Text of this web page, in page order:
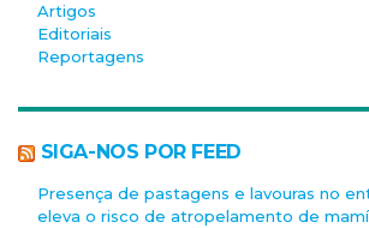
Artigos
Editoriais
Reportagens
SIGA-NOS POR FEED
Presença de pastagens e lavouras no
eleva o risco de atropelamento de